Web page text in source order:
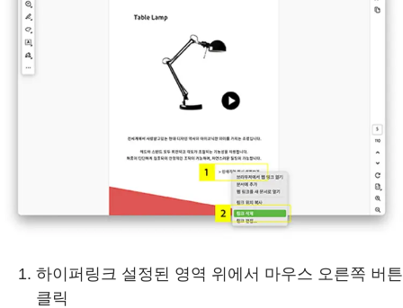
하이퍼링크 설정된 영역 위에서 마우스 오른쪽 버튼
클릭